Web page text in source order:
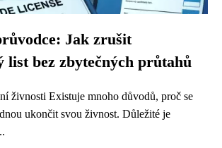
Jak zrušit
list bez zbytečných průtahů
živnosti Existuje mnoho důvodů, proč se
ukončit svou živnost. Důležité je